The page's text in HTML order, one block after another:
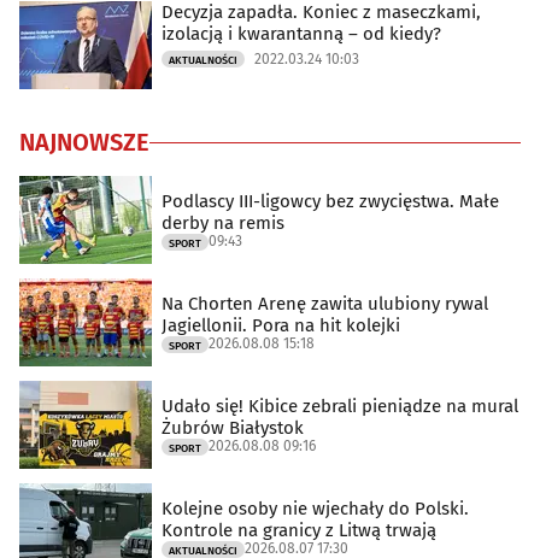
Decyzja zapadła. Koniec z maseczkami,
izolacją i kwarantanną – od kiedy?
AKTUALNOŚCI 2022.03.24 10:03
NAJNOWSZE
Podlascy III-ligowcy bez zwycięstwa. Małe
derby na remis
SPORT 09:43
Na Chorten Arenę zawita ulubiony rywal
Jagiellonii. Pora na hit kolejki
SPORT 2026.08.08 15:18
Udało się! Kibice zebrali pieniądze na mural
Żubrów Białystok
SPORT 2026.08.08 09:16
Kolejne osoby nie wjechały do Polski.
Kontrole na granicy z Litwą trwają
AKTUALNOŚCI 2026.08.07 17:30